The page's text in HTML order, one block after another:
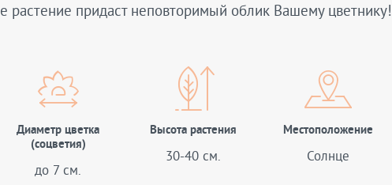
растение придаст неповторимый облик Вашему цветнику!
Диаметр цветка
(соцветия)
до 7 см.
Высота растения
30-40 см.
Местоположение
Солнце